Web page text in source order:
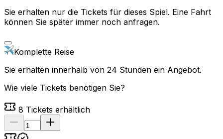
Sie erhalten nur die Tickets für dieses Spiel. Eine Fahrt
können Sie später immer noch anfragen.
Komplette Reise
Sie erhalten innerhalb von 24 Stunden ein Angebot.
Wie viele Tickets benötigen Sie?
8 Tickets erhältlich